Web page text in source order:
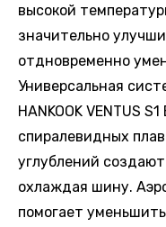
высокой
значительно
отдновременно
Универсальная
HANKOOK VENTUS
спиралевидных
углублений
охлаждая шину.
помогает